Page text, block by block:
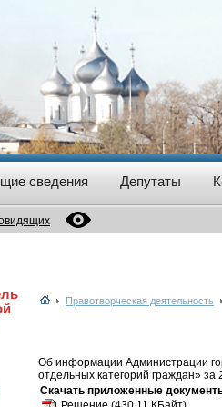
сведения Депутаты
Правотворческая деятельность
Об информации Администрации
отдельных категорий граждан»
Скачать приложенные